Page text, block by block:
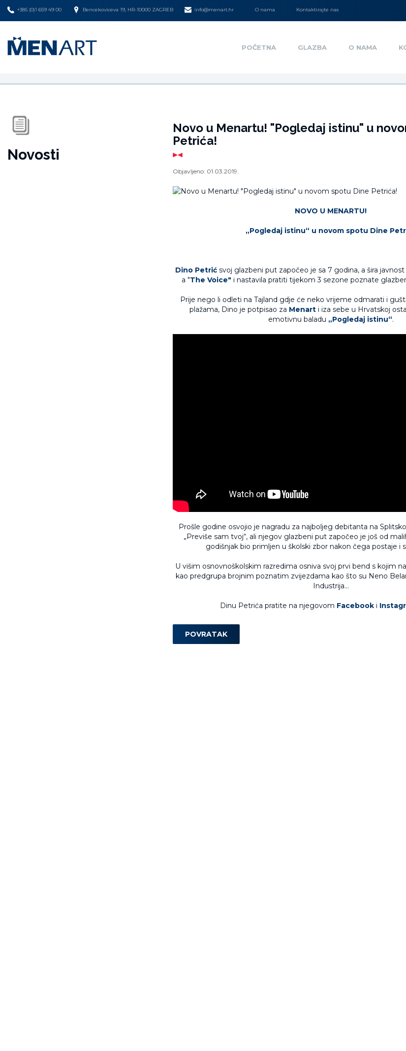
+385 (0)1 659 49 00 Bencekoviceva 19, HR-10000 ZAGREB info@menart.hr O nama Kontaktirajte nas
POČETNA GLAZBA O NAMA
Novosti
Novo u Menartu! "Pogledaj istinu" u
Petrića!
Objavljeno: 01.03.2019.
NOVO U MENARTU!
„Pogledaj istinu“ u novom spotu Dine
Dino Petrićsvoj glazbeni put započeo je sa 7 godina, a šira
a "The Voice" i nastavila pratiti tijekom 3 sezone poznate
Prije nego li odleti na Tajland gdje će neko vrijeme odmarati i
plažama, Dino je potpisao za Menarti iza sebe u Hrvatskoj
emotivnu baladu „Pogledaj istinu“.
Prošle godine osvojio je nagradu za najboljeg debitanta na
„Previše sam tvoj“, ali njegov glazbeni put započeo je još od
godišnjak bio primljen u školski zbor nakon čega postaje i
U višim osnovnoškolskim razredima osniva svoj prvi bend s kojim
kao predgrupa brojnim poznatim zvijezdama kao što su Neno
Industrija...
Dinu Petrića pratite na njegovom Facebooki
POVRATAK